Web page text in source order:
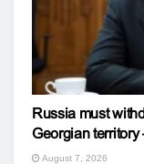
Russia must
Georgian territory
August 7, 2026